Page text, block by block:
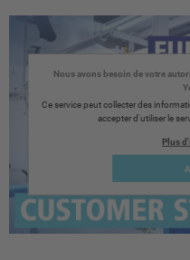
Nous avons besoin de votre
Ce service peut collecter des
accepter d'utiliser le
Plus